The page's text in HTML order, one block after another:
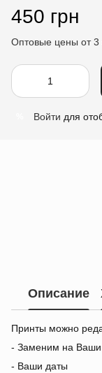
450 грн
Оптовые цены от 3
Войти для
Описание
Принты можно
- Заменим на
- Ваши даты